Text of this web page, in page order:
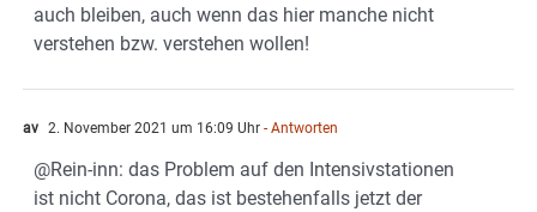
auch bleiben, auch wenn das hier manche nicht
verstehen bzw. verstehen wollen!
av 2. November 2021 um 16:09 Uhr - Antworten
@Rein-inn: das Problem auf den Intensivstationen
ist nicht Corona, das ist bestehenfalls jetzt der